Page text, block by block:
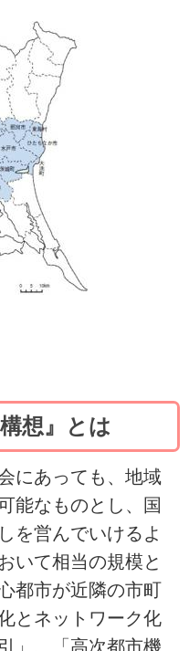
想』とは
にあっても、地域
能なものとし、国
を営んでいけるよ
いて相当の規模と
都市が近隣の市町
とネットワーク化
」、「高次都市機